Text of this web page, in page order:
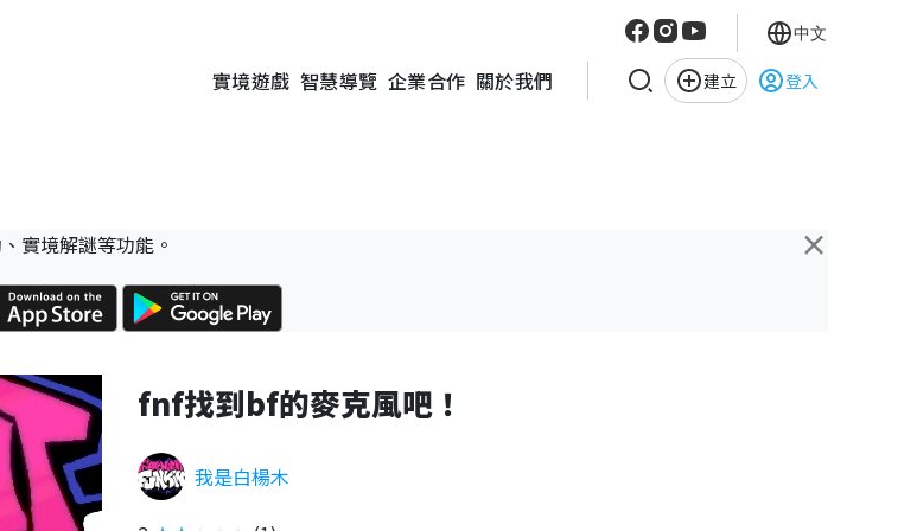
實境遊戲 智慧導覽 企業合作 關於我們 建立 登入
中文
×
實境解謎等功能。
fnf找到bf的麥克風吧！
我是白楊木